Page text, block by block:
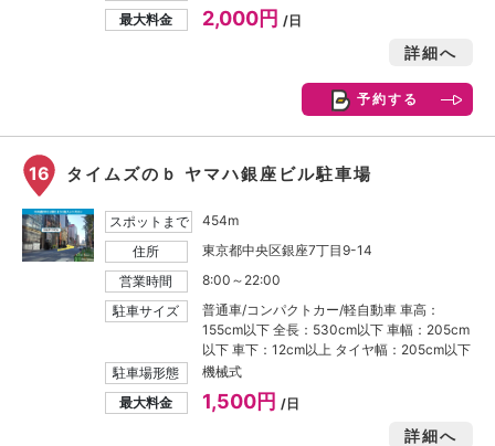
最大料金
2,000円/日
詳細へ
予約する
16 タイムズのｂ ヤマハ銀座ビル駐車場
スポットまで
454m
住所
東京都中央区銀座7丁目9-14
営業時間
8:00～22:00
駐車サイズ
普通車/コンパクトカー/軽自動車 車高：
155cm以下 全長：530cm以下 車幅：205cm
以下 車下：12cm以上 タイヤ幅：205cm以下
駐車場形態
機械式
最大料金
1,500円 /日
詳細へ